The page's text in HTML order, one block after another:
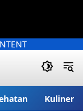
Kuliner